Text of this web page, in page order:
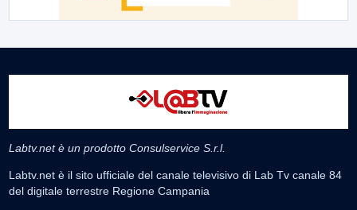
Labtv.net è un prodotto Consulservice S.r.l.
Labtv.net è il sito ufficiale del canale televisivo di Lab Tv canale 84
del digitale terrestre Regione Campania